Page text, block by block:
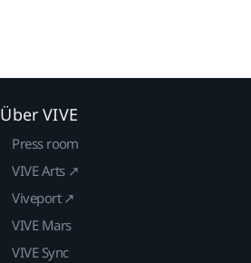
Über VIVE
Press room
VIVE Arts ↗
Viveport ↗
VIVE Mars
VIVE Sync